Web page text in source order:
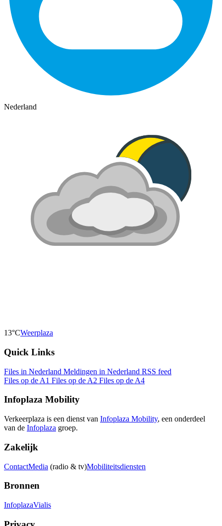
Nederland
13°CWeerplaza
Quick Links
Files in Nederland Meldingen in Nederland RSS feed
Files op de A1 Files op de A2 Files op de A4
Infoplaza Mobility
Verkeerplaza is een dienst van Infoplaza Mobility, een onderdeel
van de Infoplaza groep.
Zakelijk
ContactMedia (radio & tv)Mobiliteitsdiensten
Bronnen
InfoplazaVialis